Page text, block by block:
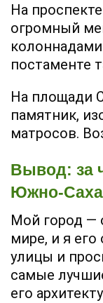
На
огромный
постаменте
На площади
памятник,
матросов.
Вывод: за
Южно-
Мой город —
мире, и я
улицы и
самые
его